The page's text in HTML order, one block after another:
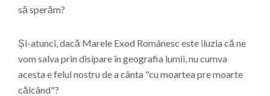
să sperăm?
Și-atunci, dacă Marele Exod Românesc este iluzia că ne
vom salva prin disipare în geografia lumii, nu cumva
acesta e felul nostru de a cânta "cu moartea pre moarte
călcând"?